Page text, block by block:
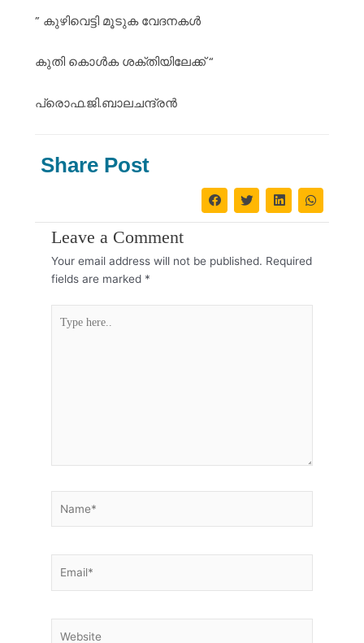
” കുഴിവെട്ടി മൂടുക വേദനകൾ
കുതി കൊൾക ശക്തിയിലേക്ക് “
പ്രൊഫ.ജി.ബാലചന്ദ്രൻ
Share Post
Leave a Comment
Your email address will not be published. Required
fields are marked *
here..